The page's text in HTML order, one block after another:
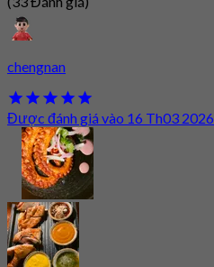
chengnan
Được đánh giá vào 16 Th03 2026